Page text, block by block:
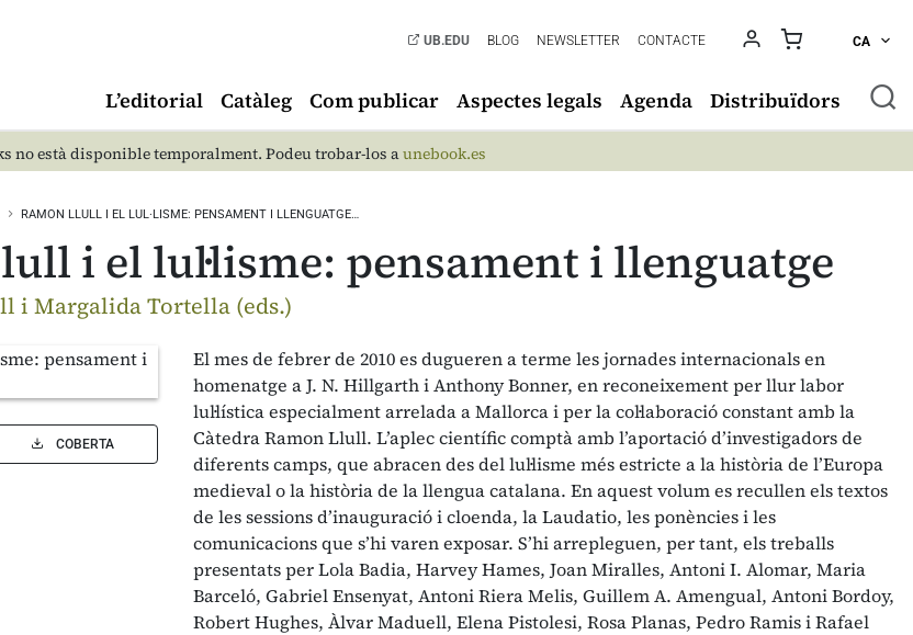
UB.EDU BLOG NEWSLETTER CONTACTE CA
L’editorial Catàleg Com publicar Aspectes legals Agenda Distribuïdors
no està disponible temporalment. Podeu trobar-los aunebook.es
RAMON LLULL I EL LUL·LISME: PENSAMENT I LLENGUATGE…
i el lul·lisme: pensament i llenguatge
i Margalida Tortella (eds.)
COBERTA
El mes de febrer de 2010 es dugueren a terme les jornades internacionals en
homenatge a J. N. Hillgarth i Anthony Bonner, en reconeixement per llur labor
lul·lística especialment arrelada a Mallorca i per la col·laboració constant amb la
Càtedra Ramon Llull. L’aplec científic comptà amb l’aportació d’investigadors de
diferents camps, que abracen des del lul·lisme més estricte a la història de l’Europa
medieval o la història de la llengua catalana. En aquest volum es recullen els textos
de les sessions d’inauguració i cloenda, la Laudatio, les ponències i les
comunicacions que s’hi varen exposar. S’hi arrepleguen, per tant, els treballs
presentats per Lola Badia, Harvey Hames, Joan Miralles, Antoni I. Alomar, Maria
Barceló, Gabriel Ensenyat, Antoni Riera Melis, Guillem A. Amengual, Antoni Bordoy,
Robert Hughes, Àlvar Maduell, Elena Pistolesi, Rosa Planas, Pedro Ramis i Rafael